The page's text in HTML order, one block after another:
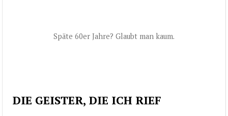
Späte 60er Jahre? Glaubt man kaum.
DIE GEISTER, DIE ICH RIEF